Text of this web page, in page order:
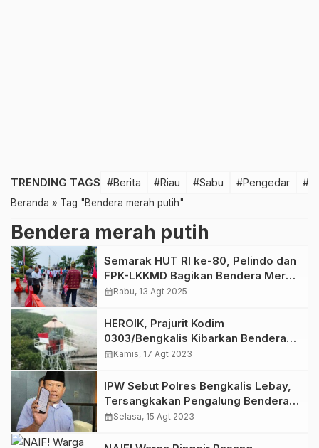
TRENDING TAGS #Berita #Riau #Sabu #Pengedar
Beranda » Tag "Bendera merah putih"
Bendera merah putih
Semarak HUT RI ke-80, Pelindo dan
FPK-LKKMD Bagikan Bendera Merah
Putih
calendar_monthRabu, 13 Agt 2025
HEROIK, Prajurit Kodim
0303/Bengkalis Kibarkan Bendera
Merah Putih di Tower Navigasi Pulau
calendar_monthKamis, 17 Agt 2023
IPW Sebut Polres Bengkalis Lebay,
Tersangkakan Pengalung Bendera
di Leher Anjing
calendar_monthSelasa, 15 Agt 2023